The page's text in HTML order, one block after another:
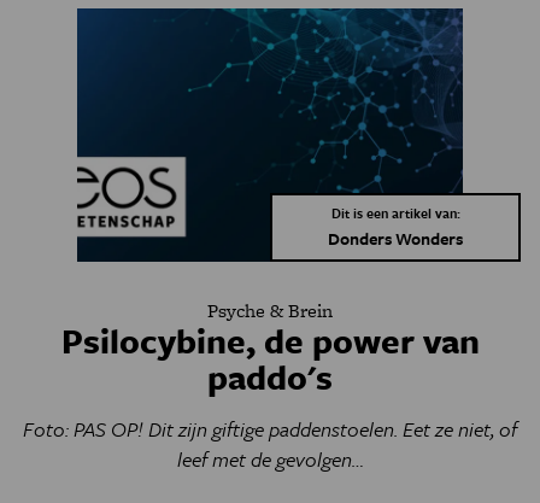
Dit is een artikel van:
Donders Wonders
Psyche & Brein
Psilocybine, de power van
paddo's
Foto: PAS OP! Dit zijn giftige paddenstoelen. Eet ze niet, of
leef met de gevolgen…